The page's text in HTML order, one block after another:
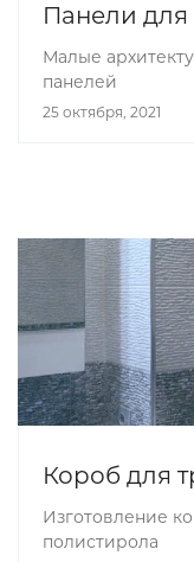
Панели
Малые
панелей
25 октября, 2021
Короб для
Изготовление
полистирола